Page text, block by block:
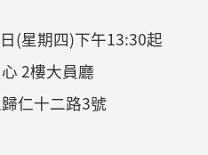
(星期四)下午13:30起
2樓大員廳
仁十二路3號